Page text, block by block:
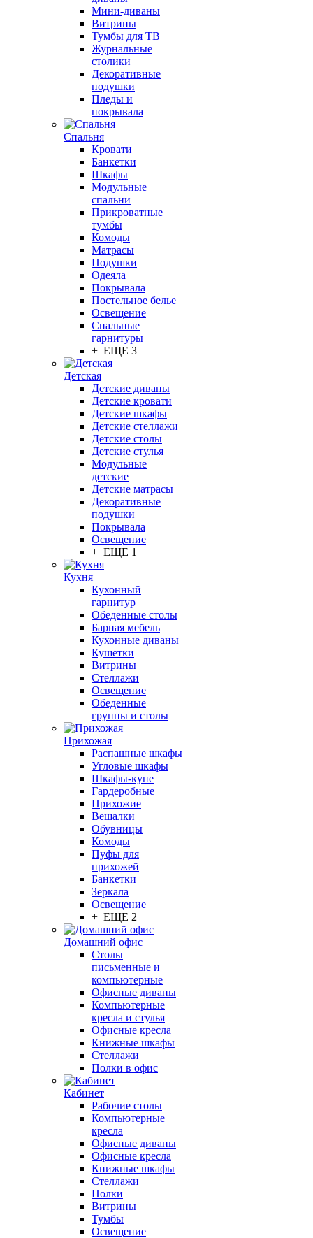
Мини-диваны
Витрины
Тумбы для ТВ
Журнальные
столики
Декоративные
подушки
Пледы и
покрывала
Спальня
Кровати
Банкетки
Шкафы
Модульные
спальни
Прикроватные
тумбы
Комоды
Матрасы
Подушки
Одеяла
Покрывала
Постельное белье
Освещение
Спальные
гарнитуры
+ ЕЩЕ 3
Детская
Детские диваны
Детские кровати
Детские шкафы
Детские стеллажи
Детские столы
Детские стулья
Модульные
детские
Детские матрасы
Декоративные
подушки
Покрывала
Освещение
+ ЕЩЕ 1
Кухня
Кухонный
гарнитур
Обеденные столы
Барная мебель
Кухонные диваны
Кушетки
Витрины
Стеллажи
Освещение
Обеденные
группы и столы
Прихожая
Распашные шкафы
Угловые шкафы
Шкафы-купе
Гардеробные
Прихожие
Вешалки
Обувницы
Комоды
Пуфы для
прихожей
Банкетки
Зеркала
Освещение
+ ЕЩЕ 2
Домашний офис
Столы
письменные и
компьютерные
Офисные диваны
Компьютерные
кресла и стулья
Офисные кресла
Книжные шкафы
Стеллажи
Полки в офис
Кабинет
Рабочие столы
Компьютерные
кресла
Офисные диваны
Офисные кресла
Книжные шкафы
Стеллажи
Полки
Витрины
Тумбы
Освещение